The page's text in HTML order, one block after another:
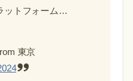
ットフォーム…
東京